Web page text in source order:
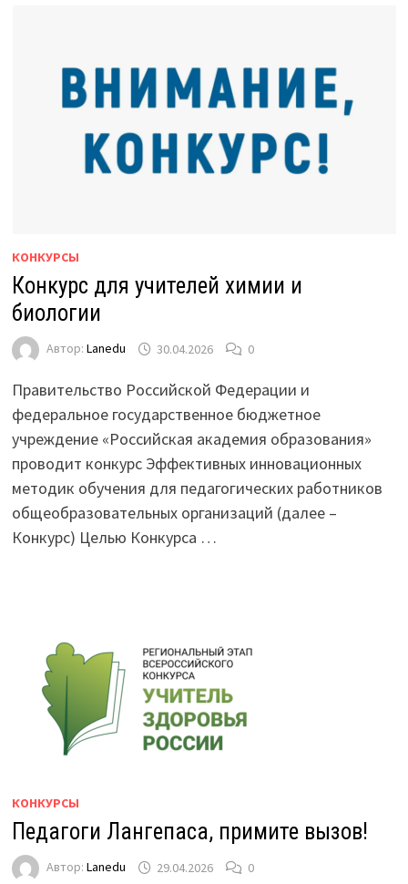
КОНКУРСЫ
Конкурс для учителей химии и
биологии
Автор: Lanedu 30.04.2026 0
Правительство Российской Федерации и
федеральное государственное бюджетное
учреждение «Российская академия образования»
проводит конкурс Эффективных инновационных
методик обучения для педагогических работников
общеобразовательных организаций (далее –
Конкурс) Целью Конкурса …
КОНКУРСЫ
Педагоги Лангепаса, примите вызов!
Автор: Lanedu 29.04.2026 0